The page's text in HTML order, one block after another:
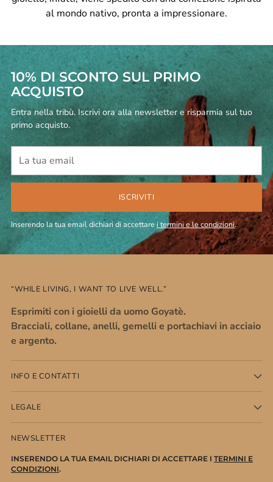
al mondo nativo, pronta a impressionare.
10% DI SCONTO SUL PRIMO
ACQUISTO
Entra nella tribù. Iscrivi ora alla newsletter e risparmia sul tuo
primo acquisto.
tua
email
ISCRIVITI
Inserendo la tua email dichiari di accettarei termini e le condizioni.
“WHILE LIVING, I WANT TO LIVE WELL.”
Esprimiti con i gioielli da uomo Goyatè.
Bracciali, collane, anelli, gemelli e portachiavi in acciaio
e argento.
INFO E CONTATTI
LEGALE
NEWSLETTER
INSERENDO LA TUA EMAIL DICHIARI DI ACCETTARE I TERMINI E
CONDIZIONI.